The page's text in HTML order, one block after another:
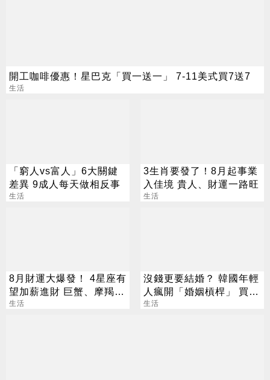
開工咖啡優惠！星巴克「買一送一」 7-11美式買7送7
生活
「窮人vs富人」6大關鍵
差異 9成人每天做相反事
生活
3生肖要發了！8月起事業
入佳境 貴人、財運一路旺
生活
8月財運大爆發！ 4星座有
望加薪進財 巨蟹、摩羯最
有感
生活
沒錢更要結婚？ 韓國年輕
人瘋開「婚姻槓桿」 買房
拚翻轉階級
生活